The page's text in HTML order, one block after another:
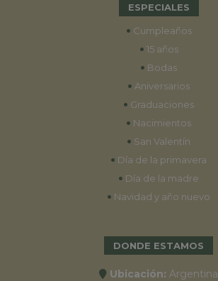
ESPECIALES
• Cumpleaños
• 15 años
• Bodas
• Aniversarios
• Graduaciones
• Nacimientos
• San Valentín
• Día de la primavera
• Día de la madre
• Navidad y año nuevo
DONDE ESTAMOS
Ubicación: Argentina